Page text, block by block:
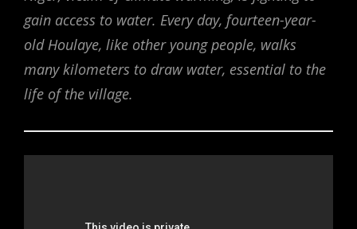
gain access to water. Every day, fourteen-year-
old Houlaye, like other young people, walks
many kilometers to draw water, essential to the
life of the village.